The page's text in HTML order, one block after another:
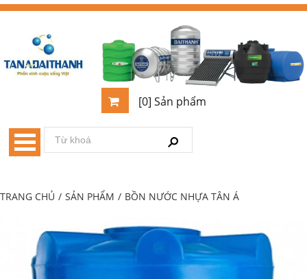
[0] Sản phẩm
TRANG CHỦ / SẢN PHẨM / BỒN NƯỚC NHỰA TÂN Á